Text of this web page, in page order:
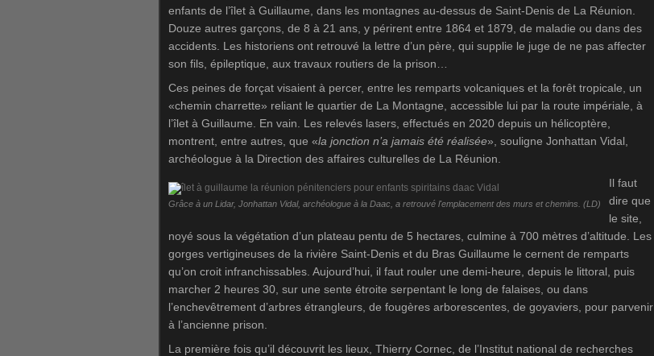
enfants de l’îlet à Guillaume, dans les montagnes au-dessus de Saint-Denis de La Réunion.
Douze autres garçons, de 8 à 21 ans, y périrent entre 1864 et 1879, de maladie ou dans des
accidents. Les historiens ont retrouvé la lettre d’un père, qui supplie le juge de ne pas affecter
son fils, épileptique, aux travaux routiers de la prison…
Ces peines de forçat visaient à percer, entre les remparts volcaniques et la forêt tropicale, un
«chemin charrette» reliant le quartier de La Montagne, accessible lui par la route impériale, à
l’îlet à Guillaume. En vain. Les relevés lasers, effectués en 2020 depuis un hélicoptère,
montrent, entre autres, que «la jonction n’a jamais été réalisée», souligne Jonhattan Vidal,
archéologue à la Direction des affaires culturelles de La Réunion.
Grâce à un Lidar, Jonhattan Vidal, archéologue à la Daac, a retrouvé l'emplacement des murs et chemins. (LD)
Il faut
dire que
le site,
noyé sous la végétation d’un plateau pentu de 5 hectares, culmine à 700 mètres d’altitude. Les
gorges vertigineuses de la rivière Saint-Denis et du Bras Guillaume le cernent de remparts
qu’on croit infranchissables. Aujourd’hui, il faut rouler une demi-heure, depuis le littoral, puis
marcher 2 heures 30, sur une sente étroite serpentant le long de falaises, ou dans
l’enchevêtrement d’arbres étrangleurs, de fougères arborescentes, de goyaviers, pour parvenir
à l’ancienne prison.
La première fois qu’il découvrit les lieux, Thierry Cornec, de l’Institut national de recherches